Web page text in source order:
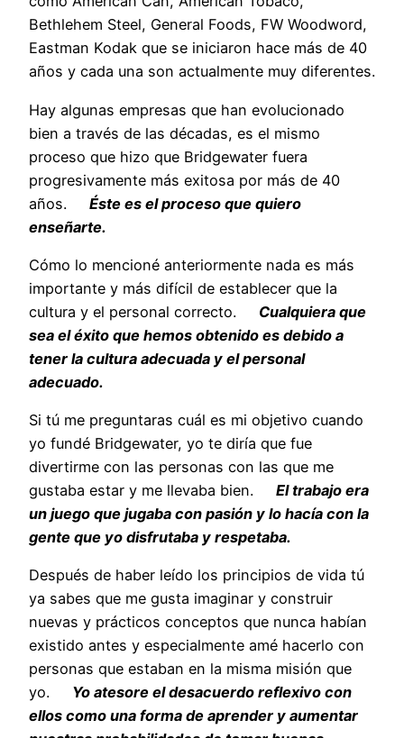
Bethlehem Steel, General Foods, FW Woodword,
Eastman Kodak que se iniciaron hace más de 40
años y cada una son actualmente muy diferentes.
Hay algunas empresas que han evolucionado
bien a través de las décadas, es el mismo
proceso que hizo que Bridgewater fuera
progresivamente más exitosa por más de 40
años.
Éste es el proceso que quiero
enseñarte.
Cómo lo mencioné anteriormente nada es más
importante y más difícil de establecer que la
cultura y el personal correcto.
Cualquiera que
sea el éxito que hemos obtenido es debido a
tener la cultura adecuada y el personal
adecuado.
Si tú me preguntaras cuál es mi objetivo cuando
yo fundé Bridgewater, yo te diría que fue
divertirme con las personas con las que me
gustaba estar y me llevaba bien.
El trabajo era
un juego que jugaba con pasión y lo hacía con la
gente que yo disfrutaba y respetaba.
Después de haber leído los principios de vida tú
ya sabes que me gusta imaginar y construir
nuevas y prácticos conceptos que nunca habían
existido antes y especialmente amé hacerlo con
personas que estaban en la misma misión que
yo.
Yo atesore el desacuerdo reflexivo con
ellos como una forma de aprender y aumentar